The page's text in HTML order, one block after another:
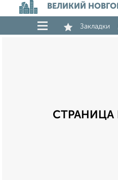
ВЕЛИКИЙ
Закладки
СТРАНИЦА